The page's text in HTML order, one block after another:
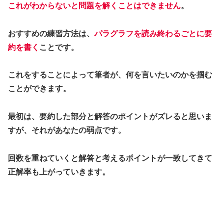
これがわからないと問題を解くことはできません。
おすすめの練習方法は、パラグラフを読み終わるごとに要
約を書く ことです。
これをすることによって筆者が、何を言いたいのかを掴む
ことができます。
最初は、要約した部分と解答のポイントがズレると思いま
すが、それがあなたの弱点です。
回数を重ねていくと解答と考えるポイントが一致してきて
正解率も上がっていきます。